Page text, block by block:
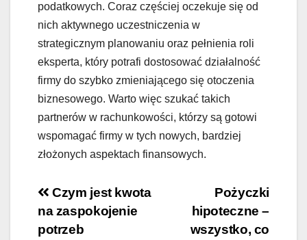
podatkowych. Coraz częściej oczekuje się od
nich aktywnego uczestniczenia w
strategicznym planowaniu oraz pełnienia roli
eksperta, który potrafi dostosować działalność
firmy do szybko zmieniającego się otoczenia
biznesowego. Warto więc szukać takich
partnerów w rachunkowości, którzy są gotowi
wspomagać firmy w tych nowych, bardziej
złożonych aspektach finansowych.
Nawigacja
wpisu
Pożyczki
hipoteczne –
wszystko, co
Czym jest kwota
na zaspokojenie
potrzeb